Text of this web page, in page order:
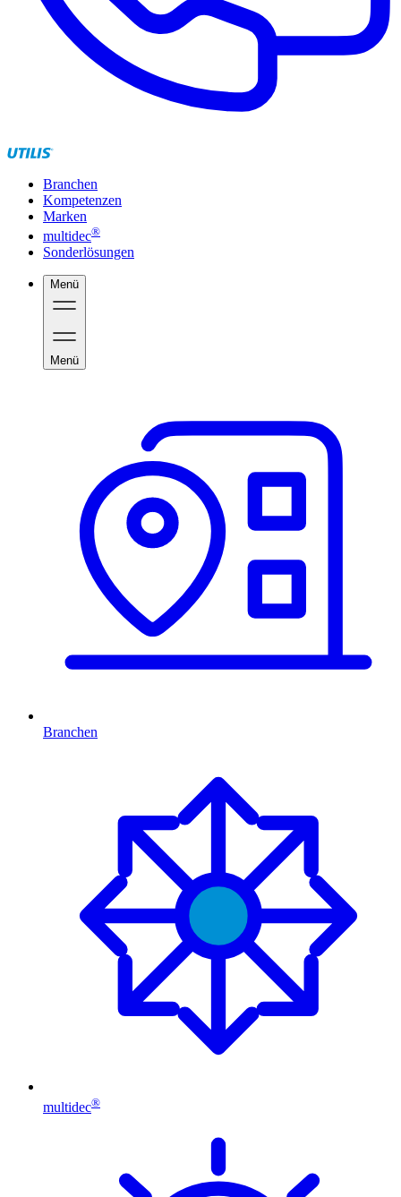
Branchen
Kompetenzen
Marken
multidec®
Sonderlösungen
Menü
Menü
Branchen
multidec®